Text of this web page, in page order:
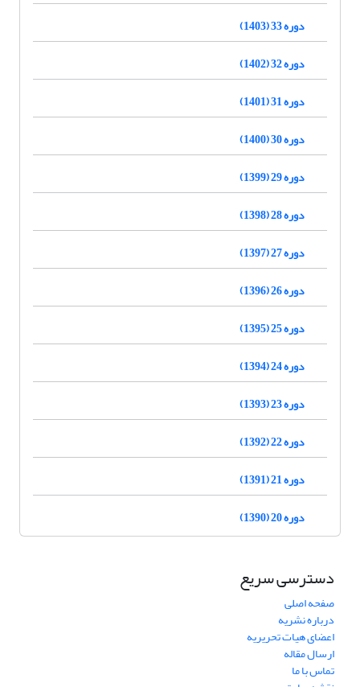
دوره 33 (1403)
دوره 32 (1402)
دوره 31 (1401)
دوره 30 (1400)
دوره 29 (1399)
دوره 28 (1398)
دوره 27 (1397)
دوره 26 (1396)
دوره 25 (1395)
دوره 24 (1394)
دوره 23 (1393)
دوره 22 (1392)
دوره 21 (1391)
دوره 20 (1390)
دسترسی سریع
صفحه اصلی
درباره نشریه
اعضای هیات تحریریه
ارسال مقاله
تماس با ما